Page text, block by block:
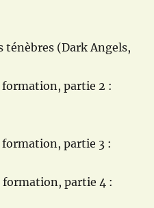
ténèbres (Dark Angels,
formation, partie 2 :
formation, partie 3 :
formation, partie 4 :